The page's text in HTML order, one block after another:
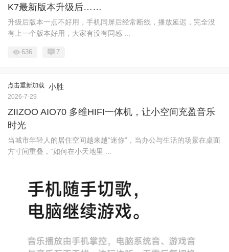
K7最新版本升级后……
升级后版本一点不好用，手机同屏后经常断线，播放延迟，完全没
有上一个版本好用，大家有没有同感 ...
636 7
点击重新加载 小胜
2026-7-29
ZIIZOO AIO70 多维HIFI一体机，让小空间充盈音乐
时光
当城市年轻人的居住空间越来越“迷你”，当办公与生活的场景在桌面
方寸间重叠，“如何在小天地里 ...